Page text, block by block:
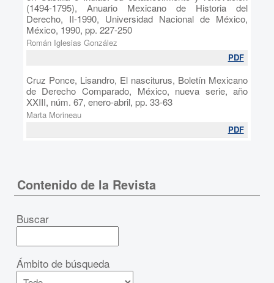
(1494-1795), Anuario Mexicano de Historia del
Derecho, II-1990, Universidad Nacional de México,
México, 1990, pp. 227-250
Román Iglesias González
PDF
Cruz Ponce, Lisandro, El nasciturus, Boletín Mexicano
de Derecho Comparado, México, nueva serie, año
XXIII, núm. 67, enero-abril, pp. 33-63
Marta Morineau
PDF
Contenido de la Revista
Buscar
Ámbito de búsqueda